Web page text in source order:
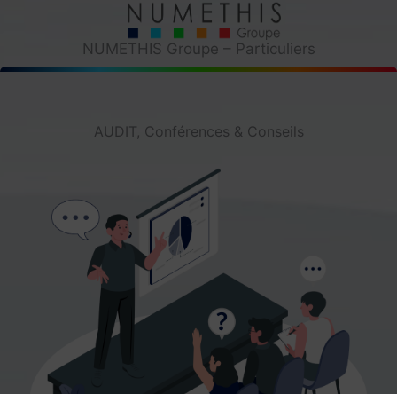
NUMETHIS Groupe – Particuliers
AUDIT, Conférences & Conseils